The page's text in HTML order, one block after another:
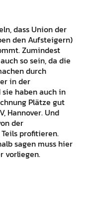
dass Union der
den Aufsteigern)
Zumindest
so sein, da die
durch
in der
haben auch in
Plätze gut
Hannover. Und
der
profitieren.
sagen muss hier
vorliegen.